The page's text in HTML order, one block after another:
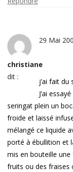
christiane
dit :
29 Mai
j’ai fait du
J’ai
seringat plein un
froide et laissé
mélangé ce liquide
porté à ébullition et
mis en bouteille une
fruits ou des fraises